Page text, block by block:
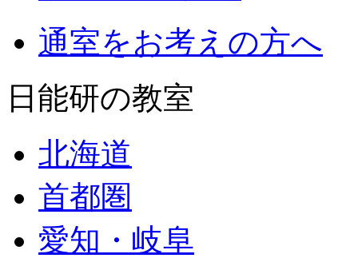
通室をお考えの方へ
日能研の教室
北海道
首都圏
愛知・岐阜